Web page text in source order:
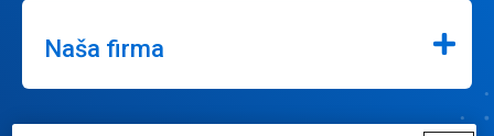
Naša firma